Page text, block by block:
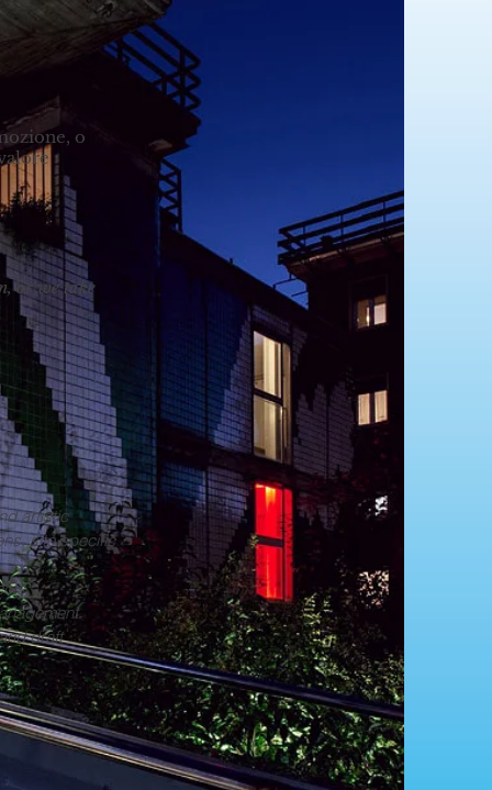
o
or we take
artistic
site specific
draft